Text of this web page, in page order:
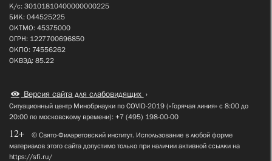
К/с: 30101810400000000225
БИК: 044525225
ОКТМО: 45375000
ОГРН: 1227700696850
ОКПО: 74556262
ОКВЭД: 85.22
Версия сайта для слабовидящих
Ситуационный центр Минобрнауки по COVID-2019 («Горячая линия» с 8:00 до
20:00 по московскому времени): +7 (495) 198-00-00
12+
© Свято-Филаретовский институт. Использование в любой форме
материалов этого сайта допустимо только при наличии активной ссылки на
https://sfi.ru/